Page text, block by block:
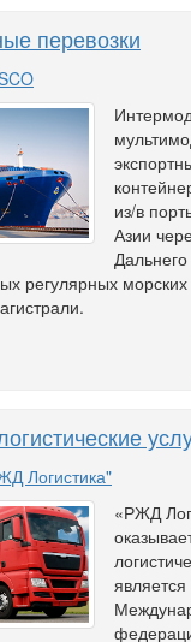
перевозки
из/в
Азии
регулярных
Логистика"
«РЖД